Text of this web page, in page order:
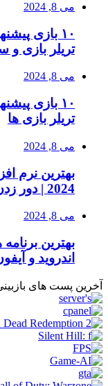
می 8, 2024
تریلر بازی و
می 8, 2024
تریلر بازی ها
می 8, 2024
بهترین نرم
2024 | دور زدن تحریم ها
می 8, 2024
اندروید و
آخرین پست های